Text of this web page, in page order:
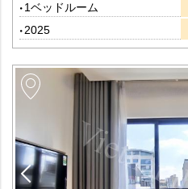
1ベッドルーム
2025